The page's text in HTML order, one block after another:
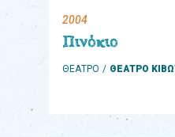
2004
Πινόκιο
ΘΕΑΤΡΟ ΘΕΑΤΡΟ
eshop